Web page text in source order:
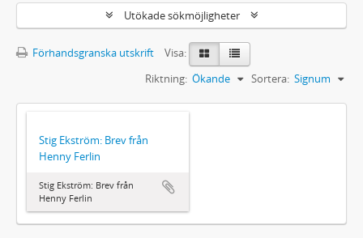
Utökade sökmöjligheter
Förhandsgranska utskrift
Visa:
Sortera: Signum
Riktning: Ökande
Stig Ekström: Brev från
Henny Ferlin
Stig Ekström: Brev från
Henny Ferlin